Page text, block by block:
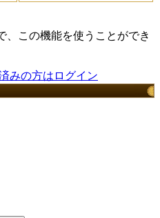
、この機能を使うことができ
みの方はログイン